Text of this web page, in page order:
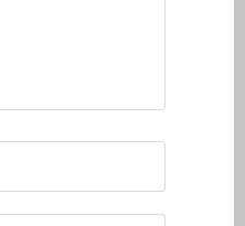
Diehard Apple-Fans für
Mac-Computer in Dundee